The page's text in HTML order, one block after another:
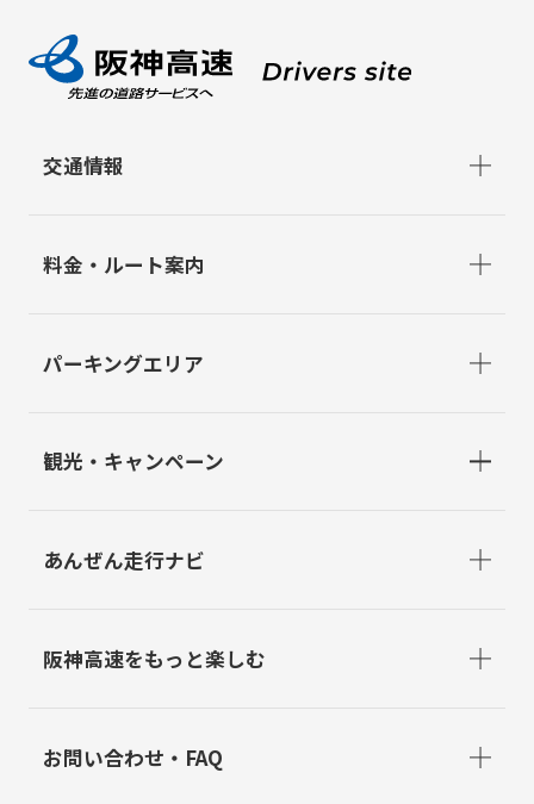
交通情報
料金・ルート案内
パーキングエリア
観光・キャンペーン
あんぜん走行ナビ
阪神高速をもっと楽しむ
お問い合わせ・FAQ